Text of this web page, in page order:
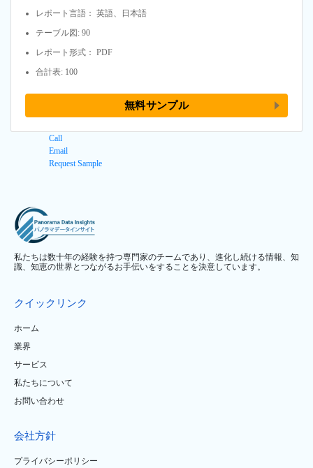
レポート言語： 英語、日本語
テーブル図: 90
レポート形式： PDF
合計表: 100
無料サンプル
Call
Email
Request Sample
私たちは数十年の経験を持つ専門家のチームであり、進化し続ける情報、知
識、知恵の世界とつながるお手伝いをすることを決意しています。
クイックリンク
ホーム
業界
サービス
私たちについて
お問い合わせ
会社方針
プライバシーポリシー